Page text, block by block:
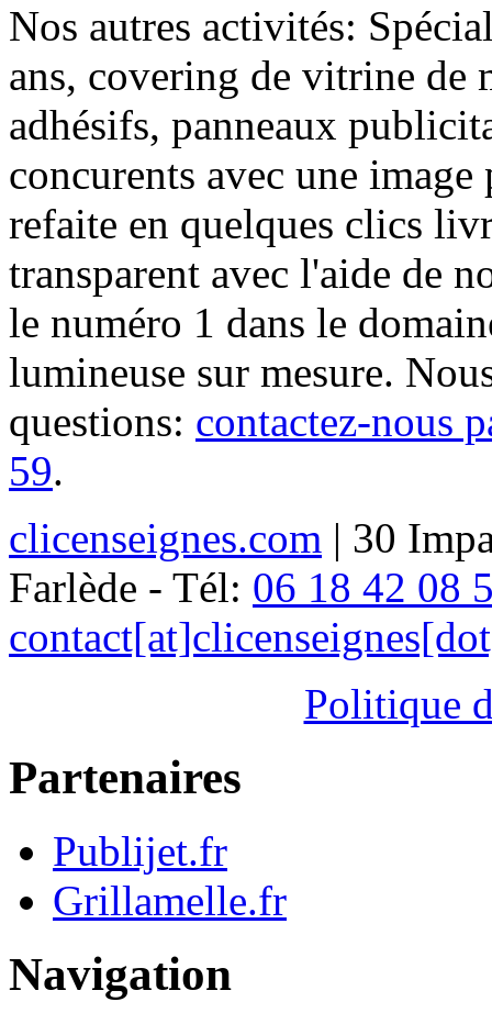
Nos autres activités:
ans, covering de vitrine de
adhésifs, panneaux
concurents avec une
refaite en quelques clics
transparent avec l'aide de
le numéro 1 dans le
lumineuse sur mesure.
questions: contactez-nous
59.
clicenseignes.com | 30
Farlède - Tél: 06 18 42 08
Politique
Partenaires
Publijet.fr
Grillamelle.fr
Navigation